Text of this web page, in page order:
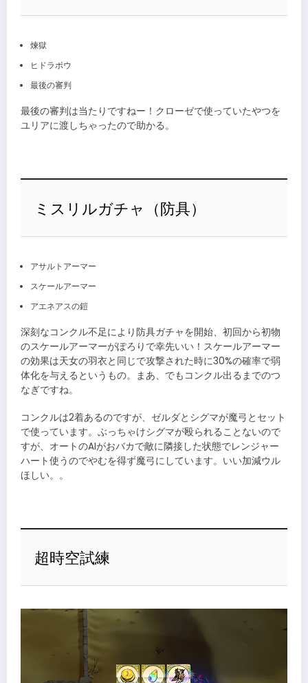
煉獄
ヒドラボウ
最後の審判
最後の審判は当たりですねー！クローゼで使っていたやつを
ユリアに渡しちゃったので助かる。
ミスリルガチャ（防具）
アサルトアーマー
スケールアーマー
アエネアスの鎧
深刻なコンクル不足により防具ガチャを開始、初回から初物
のスケールアーマーがぽろりで幸先いい！スケールアーマー
の効果は天女の羽衣と同じで攻撃された時に30%の確率で弱
体化を与えるというもの。まあ、でもコンクル出るまでのつ
なぎですね。
コンクルは2着あるのですが、ゼルダとシグマが魔弓とセット
で使っています。ぶっちゃけシグマが殴られることないので
すが、オートのAIがおバカで敵に隣接した状態でレンジャー
ハート使うのでやむを得ず魔弓にしています。いい加減ウル
ほしい。。
超時空試練